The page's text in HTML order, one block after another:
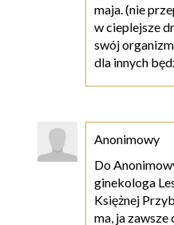
maja. (nie
w cieplejsze
swój
dla innych
Anonimowy
Do
ginekologa
Księżnej
ma, ja zawsze